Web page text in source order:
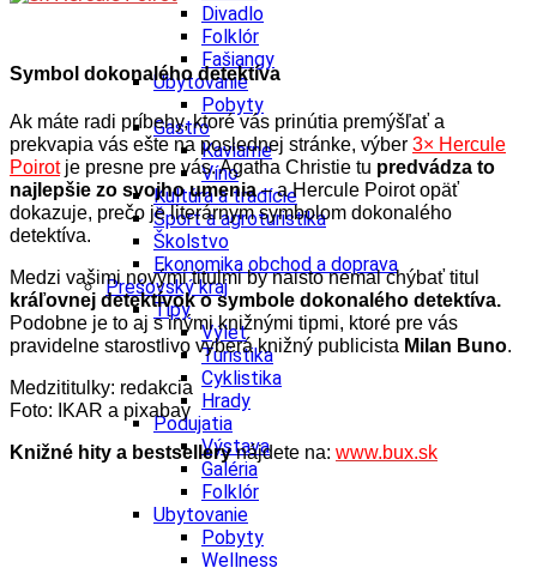
Divadlo
Folklór
Fašiangy
Ubytovanie
Pobyty
Gastro
Kaviarne
Víno
Kultúra a tradície
Šport a agroturistika
Školstvo
Ekonomika obchod a doprava
Prešovský kraj
Tipy
Výlet
Turistika
Cyklistika
Hrady
Podujatia
Výstava
Galéria
Folklór
Ubytovanie
Pobyty
Wellness
Symbol dokonalého detektíva
Ak máte radi príbehy, ktoré vás prinútia premýšľať a
prekvapia vás ešte na poslednej stránke, výber 3× Hercule
Poirot je presne pre vás. Agatha Christie tu predvádza to
najlepšie zo svojho umenia– a Hercule Poirot opäť
dokazuje, prečo je literárnym symbolom dokonalého
detektíva.
Medzi vašimi novými titulmi by naisto nemal chýbať titul
kráľovnej detektívok o symbole dokonalého detektíva.
Podobne je to aj s inými knižnými tipmi, ktoré pre vás
pravidelne starostlivo vyberá knižný publicista Milan Buno.
Medzititulky: redakcia
Foto: IKAR a pixabay
Knižné hity a bestsellerynájdete na: www.bux.sk